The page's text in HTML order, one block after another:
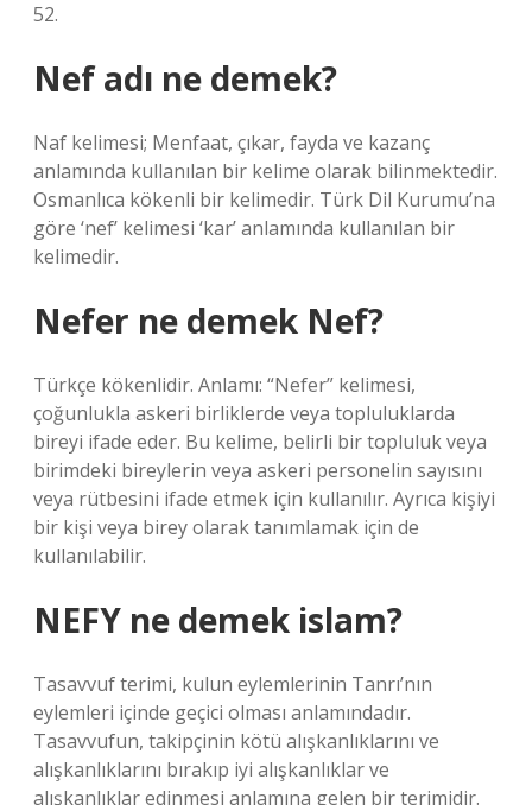
52.
Nef adı ne demek?
Naf kelimesi; Menfaat, çıkar, fayda ve kazanç
anlamında kullanılan bir kelime olarak bilinmektedir.
Osmanlıca kökenli bir kelimedir. Türk Dil Kurumu’na
göre ‘nef’ kelimesi ‘kar’ anlamında kullanılan bir
kelimedir.
Nefer ne demek Nef?
Türkçe kökenlidir. Anlamı: “Nefer” kelimesi,
çoğunlukla askeri birliklerde veya topluluklarda
bireyi ifade eder. Bu kelime, belirli bir topluluk veya
birimdeki bireylerin veya askeri personelin sayısını
veya rütbesini ifade etmek için kullanılır. Ayrıca kişiyi
bir kişi veya birey olarak tanımlamak için de
kullanılabilir.
NEFY ne demek islam?
Tasavvuf terimi, kulun eylemlerinin Tanrı’nın
eylemleri içinde geçici olması anlamındadır.
Tasavvufun, takipçinin kötü alışkanlıklarını ve
alışkanlıklarını bırakıp iyi alışkanlıklar ve
alışkanlıklar edinmesi anlamına gelen bir terimidir.